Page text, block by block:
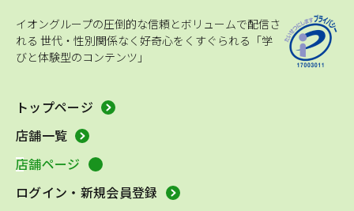
イオングループの圧倒的な信頼とボリュームで配信さ
れる 世代・性別関係なく好奇心をくすぐられる「学
びと体験型のコンテンツ」
トップページ
店舗一覧
店舗ページ
ログイン・新規会員登録